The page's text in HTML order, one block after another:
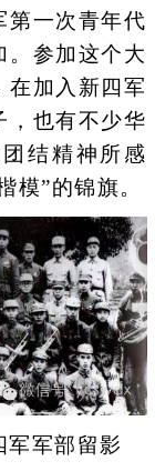
第一次青年代
。参加这个大
在加入新四军
，也有不少华
结精神所感
模”的锦旗。
军军部留影